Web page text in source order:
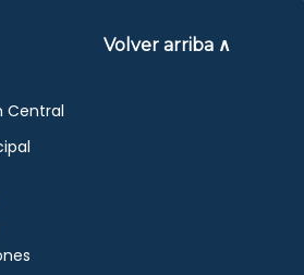
Volver arriba ∧
Central